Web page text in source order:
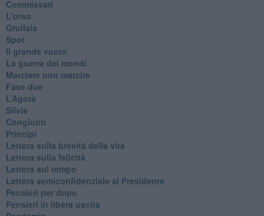
Commissari
L'orso
Grullaia
Spot
​Il grande vuoto
​La guerra dei mondi
Marciare non marcire
Fase due
L’Agorà
Silvia
Congiunti
Principi
​Lettera sulla brevità della vita
​Lettera sulla felicità
​Lettera sul tempo
Lettera semiconfidenziale al Presidente
Pensieri per dopo
​Pensieri in libera uscita